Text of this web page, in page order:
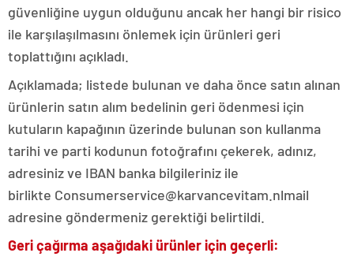
güvenliğine uygun olduğunu ancak her hangi bir risico
ile karşılaşılmasını önlemek için ürünleri geri
toplattığını açıkladı.
Açıklamada; listede bulunan ve daha önce satın alınan
ürünlerin satın alım bedelinin geri ödenmesi için
kutuların kapağının üzerinde bulunan son kullanma
tarihi ve parti kodunun fotoğrafını çekerek, adınız,
adresiniz ve IBAN banka bilgileriniz ile
birlikte Consumerservice@karvancevitam.nlmail
adresine göndermeniz gerektiği belirtildi.
Geri çağırma aşağıdaki ürünler için geçerli: